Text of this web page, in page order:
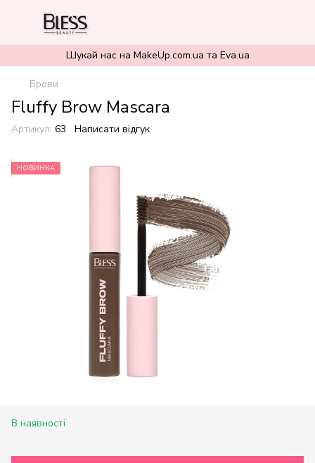
Шукай нас на MakeUp.com.ua та Eva.ua
Брови
Fluffy Brow Mascara
Артикул: 63 Написати відгук
НОВИНКА
В наявності